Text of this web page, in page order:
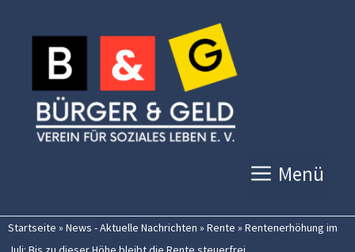
Inhalt
springen
Menü
Startseite » News - Aktuelle Nachrichten » Rente » Rentenerhöhung im